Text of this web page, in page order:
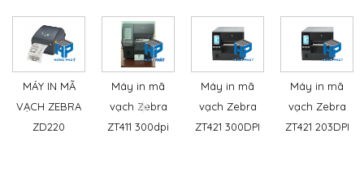
MÁY IN MÃ
VẠCH ZEBRA
ZD220
Máy in mã
vạch Zebra
ZT411 300dpi
Máy in mã
vạch Zebra
ZT421 300DPI
Máy in mã
vạch Zebra
ZT421 203DPI